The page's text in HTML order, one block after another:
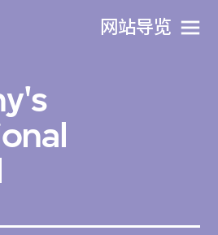
网站导览